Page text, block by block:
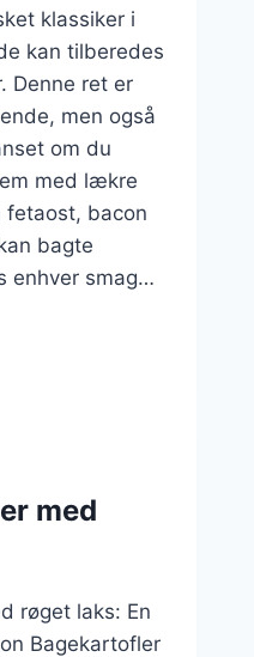
klassiker i
kan tilberedes
Denne ret er
men også
om du
med lækre
fetaost, bacon
bagte
enhver smag…
med
røget laks: En
Bagekartofler